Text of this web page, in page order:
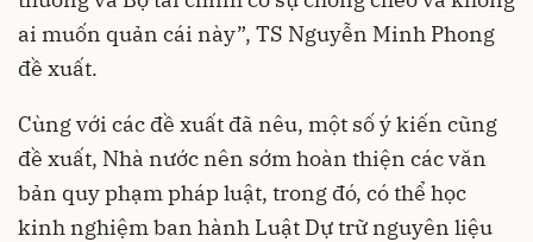
ai muốn quản cái này”, TS Nguyễn Minh Phong
đề xuất.
Cùng với các đề xuất đã nêu, một số ý kiến cũng
đề xuất, Nhà nước nên sớm hoàn thiện các văn
bản quy phạm pháp luật, trong đó, có thể học
kinh nghiệm ban hành Luật Dự trữ nguyên liệu